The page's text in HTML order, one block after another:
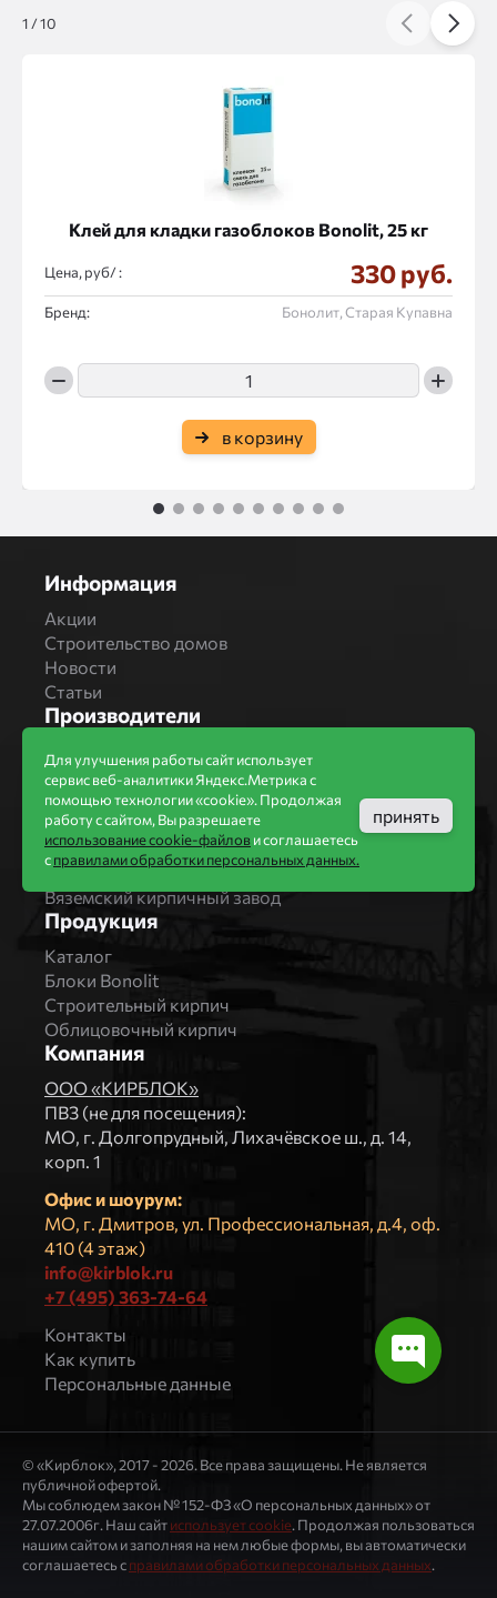
Клей для кладки газоблоков Bonolit, 25 кг
Цена, руб/ : 330 руб.
Бренд: Бонолит, Старая Купавна
в корзину
1 /10
1 2 3 4 5 6 7 8 9 10
Информация
Акции
Строительство домов
Новости
Статьи
Производители
Бренды
Bonolit
Завод Мстера
Вышневолоцкая керамика
Магма Керамик
Комбинат СТРОМА
Вяземский кирпичный завод
Продукция
Каталог
Блоки Bonolit
Строительный кирпич
Облицовочный кирпич
Компания
ООО «КИРБЛОК»
ПВЗ (не для посещения):
МO, г. Долгопрудный, Лихачёвское ш., д. 14,
корп. 1
Офис и шоурум:
МО, г. Дмитров, ул. Профессиональная, д.4, оф.
410 (4 этаж)
info@kirblok.ru
+7 (495) 363-74-64
Контакты
Как купить
Персональные данные
© «Кирблок», 2017 - 2026. Все права защищены. Не является
публичной офертой.
Мы соблюдем закон № 152-ФЗ «О персональных данных» от
27.07.2006г. Наш сайтиспользует cookie. Продолжая пользоваться
нашим сайтом и заполняя на нем любые формы, вы автоматически
соглашаетесь справилами обработки персональных данных.
Для улучшения работы сайт использует
сервис веб-аналитики Яндекс.Метрика с
помощью технологии «cookie». Продолжая
работу с сайтом, Вы разрешаете
использование cookie-файлови соглашаетесь
справилами обработки персональных данных.
принять